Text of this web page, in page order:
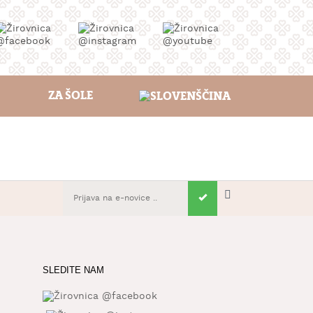
ZA ŠOLE
SLEDITE NAM